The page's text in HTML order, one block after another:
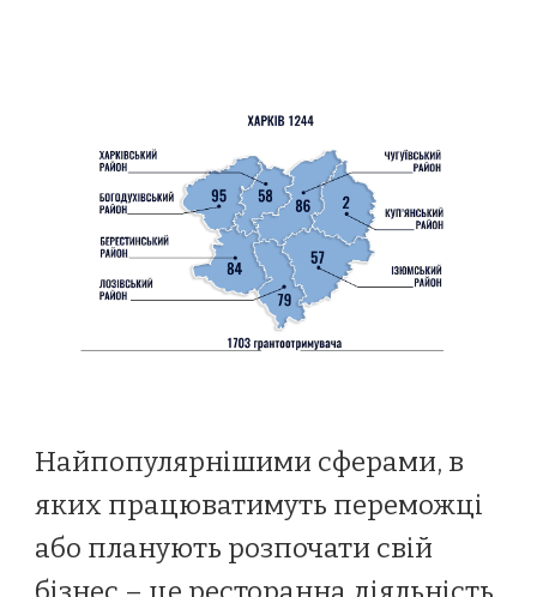
Найпопулярнішими сферами, в
яких працюватимуть переможці
або планують розпочати свій